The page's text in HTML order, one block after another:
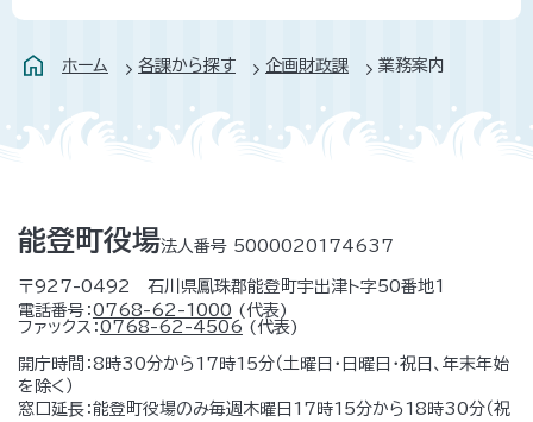
ホーム 各課から探す 企画財政課 業務案内
能登町役場法人番号 5000020174637
〒927-0492 石川県鳳珠郡能登町宇出津ト字50番地1
電話番号：0768-62-1000 (代表)
ファックス：0768-62-4506 (代表)
開庁時間：8時30分から17時15分（土曜日・日曜日・祝日、年末年始
を除く）
窓口延長：能登町役場のみ毎週木曜日17時15分から18時30分（祝